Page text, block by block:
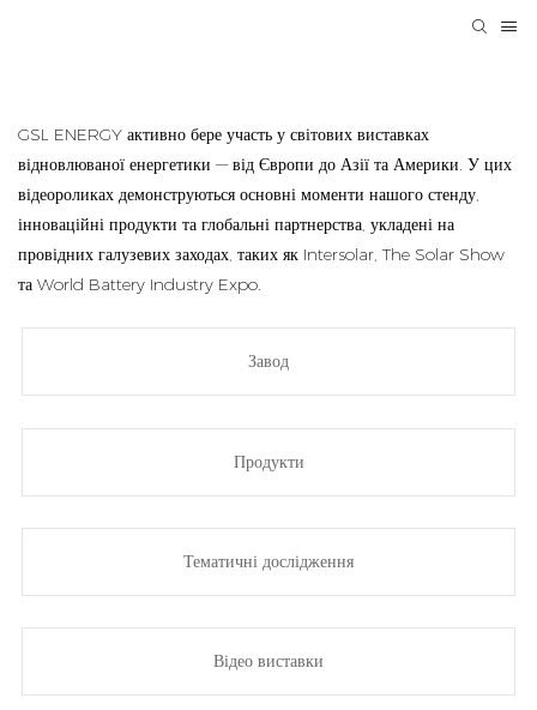
GSL ENERGY активно бере участь у світових виставках
відновлюваної енергетики — від Європи до Азії та Америки. У цих
відеороликах демонструються основні моменти нашого стенду,
інноваційні продукти та глобальні партнерства, укладені на
провідних галузевих заходах, таких як Intersolar, The Solar Show
та World Battery Industry Expo.
Завод
Продукти
Тематичні дослідження
Відео виставки